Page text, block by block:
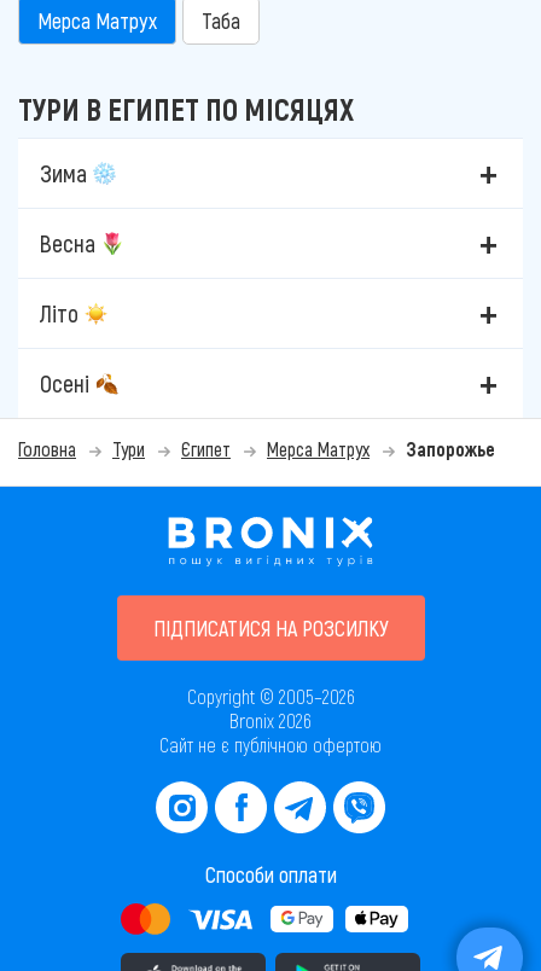
Мерса Матрух Таба
ТУРИ В ЕГИПЕТ ПО МІСЯЦЯХ
Зима
Весна
Літо
Осені
Головна Тури Єгипет Мерса Матрух Запорожье
ПІДПИСАТИСЯ НА РОЗСИЛКУ
Copyright © 2005–2026
Bronix 2026
Сайт не є публічною офертою
Способи оплати
Завантажити додаток в AppStore Завантажити додаток в PlayMarket